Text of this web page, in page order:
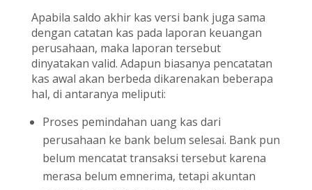
Apabila saldo akhir kas versi bank juga sama
dengan catatan kas pada laporan keuangan
perusahaan, maka laporan tersebut
dinyatakan valid. Adapun biasanya pencatatan
kas awal akan berbeda dikarenakan beberapa
hal, di antaranya meliputi:
Proses pemindahan uang kas dari
perusahaan ke bank belum selesai. Bank pun
belum mencatat transaksi tersebut karena
merasa belum emnerima, tetapi akuntan